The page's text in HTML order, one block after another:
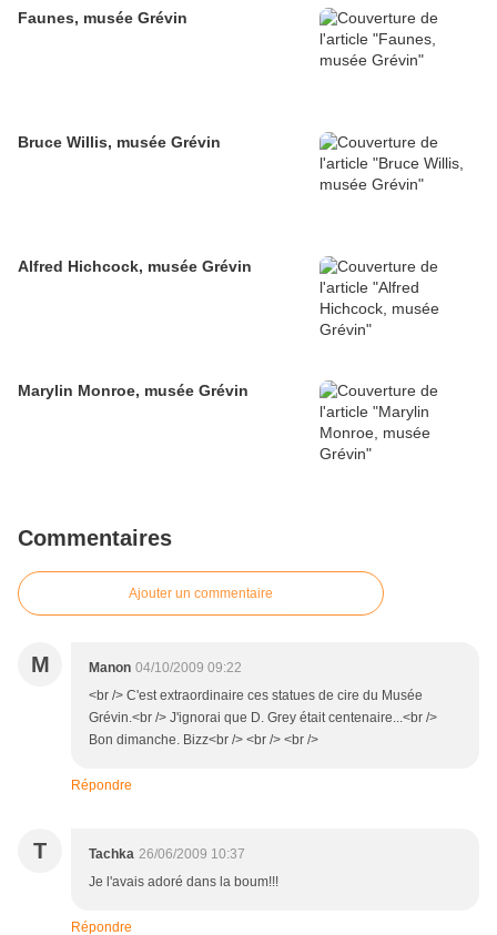
Faunes, musée Grévin
Bruce Willis, musée Grévin
Alfred Hichcock, musée Grévin
Marylin Monroe, musée Grévin
Commentaires
Ajouter un commentaire
M Manon 04/10/2009 09:22
<br /> C'est extraordinaire ces statues de cire du Musée
Grévin.<br /> J'ignorai que D. Grey était centenaire...<br />
Bon dimanche. Bizz<br /> <br /> <br />
Répondre
T Tachka 26/06/2009 10:37
Je l'avais adoré dans la boum!!!
Répondre